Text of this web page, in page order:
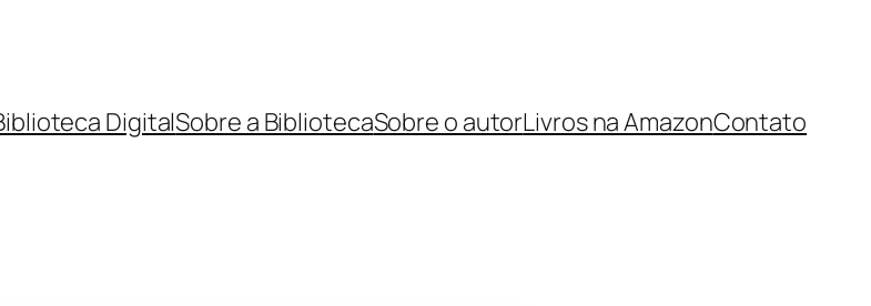
DigitalSobre a BibliotecaSobre o autorLivros na AmazonContato